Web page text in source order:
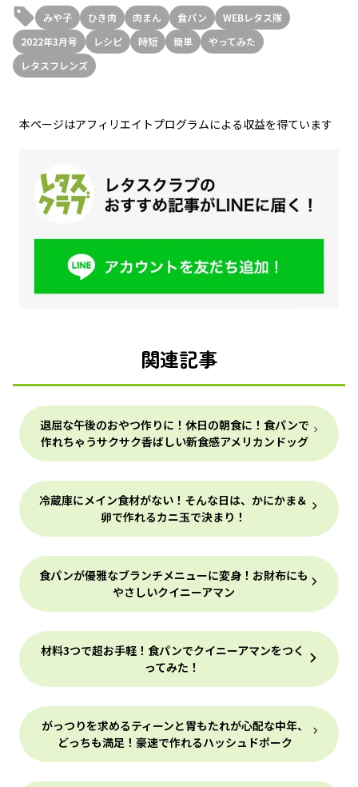
みや子 ひき肉 肉まん 食パン
WEBレタス隊
2022年3月号
レシピ 時短 簡単
やってみた
レタスフレンズ
本ページはアフィリエイトプログラムによる収益を得ています
関連記事
退屈な午後のおやつ作りに！休日の朝食に！食パンで
作れちゃうサクサク香ばしい新食感アメリカンドッグ
冷蔵庫にメイン食材がない！そんな日は、かにかま＆
卵で作れるカニ玉で決まり！
食パンが優雅なブランチメニューに変身！お財布にも
やさしいクイニーアマン
材料3つで超お手軽！食パンでクイニーアマンをつく
ってみた！
がっつりを求めるティーンと胃もたれが心配な中年、
どっちも満足！豪速で作れるハッシュドポーク